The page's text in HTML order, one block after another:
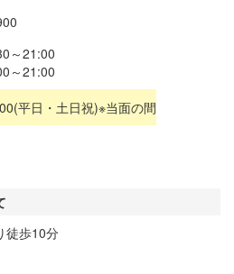
～21:00
～21:00
平日・土日祝)※当面の間
徒歩10分